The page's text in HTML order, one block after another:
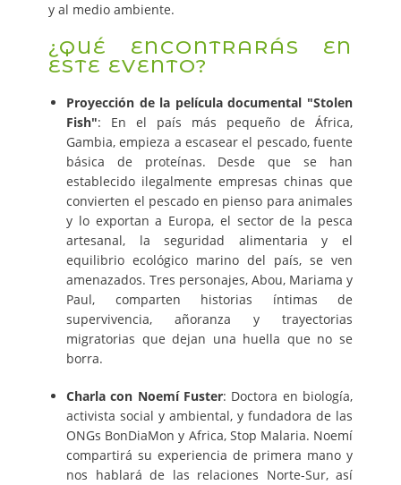
y al medio ambiente.
¿QUÉ ENCONTRARÁS EN
ESTE EVENTO?
Proyección de la película documental "Stolen
Fish": En el país más pequeño de África,
Gambia, empieza a escasear el pescado, fuente
básica de proteínas. Desde que se han
establecido ilegalmente empresas chinas que
convierten el pescado en pienso para animales
y lo exportan a Europa, el sector de la pesca
artesanal, la seguridad alimentaria y el
equilibrio ecológico marino del país, se ven
amenazados. Tres personajes, Abou, Mariama y
Paul, comparten historias íntimas de
supervivencia, añoranza y trayectorias
migratorias que dejan una huella que no se
borra.
Charla con Noemí Fuster: Doctora en biología,
activista social y ambiental, y fundadora de las
ONGs BonDiaMon y Africa, Stop Malaria. Noemí
compartirá su experiencia de primera mano y
nos hablará de las relaciones Norte-Sur, así